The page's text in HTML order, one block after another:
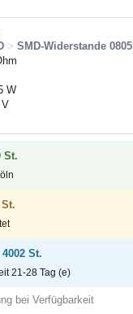
> SMD-Widerstande 0805
W
V
St.
St.
21-28 Tag (e)
bei Verfügbarkeit